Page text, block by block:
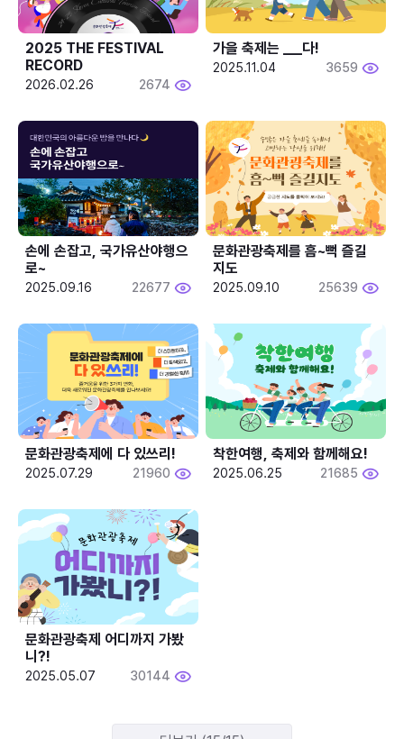
2025 THE FESTIVAL
RECORD
2026.02.26 2674
2025.11.04 3659
손에 손잡고, 국가유산야행으
로~
2025.09.16 22677
문화관광축제를 흠~뻑 즐길
지도
2025.09.10 25639
문화관광축제에 다 있쓰리!
2025.07.29 21960
착한여행, 축제와 함께해요!
2025.06.25 21685
문화관광축제 어디까지 가봤
니?!
2025.05.07 30144